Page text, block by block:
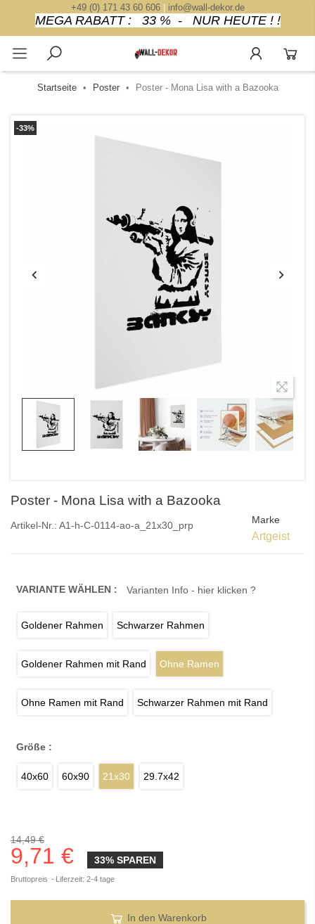
+49 (0) 171 43 60 606| info@wall-dekor.de
MEGA RABATT : 33 % - NUR HEUTE ! !
Startseite Poster Poster - Mona Lisa with a Bazooka
-33%
Poster - Mona Lisa with a Bazooka
Artikel-Nr.: A1-h-C-0114-ao-a_21x30_prp Marke
Artgeist
VARIANTE WÄHLEN : Varianten Info - hier klicken ?
Goldener Rahmen Schwarzer Rahmen
Goldener Rahmen mit Rand Ohne Ramen
Ohne Ramen mit Rand Schwarzer Rahmen mit Rand
Größe :
40x60 60x90 21x30 29.7x42
14,49 €
9,71 € 33% SPAREN
Bruttopreis Liferzeit: 2-4 tage
In den Warenkorb